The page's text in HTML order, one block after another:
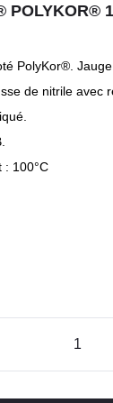
POLYKOR®
PolyKor®. Jauge
de nitrile avec
: 100°C